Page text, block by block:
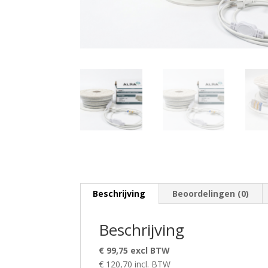
Beschrijving Beoordelingen (0)
Beschrijving
€ 99,75 excl BTW
€ 120,70 incl. BTW